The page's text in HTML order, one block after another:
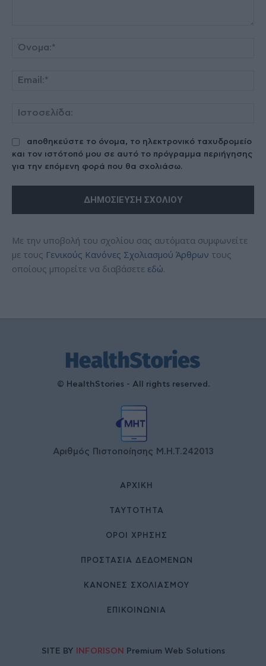
αποθηκεύστε το όνομα, το ηλεκτρονικό ταχυδρομείο
και τον ιστότοπό μου σε αυτό το πρόγραμμα περιήγησης
για την επόμενη φορά που θα σχολιάσω.
Με την υποβολή του σχολίου σας αυτόματα συμφωνείτε
με τους Γενικούς Κανόνες Σχολιασμού Άρθρων τους
οποίους μπορείτε να διαβάσετε εδώ.
© HealthStories - All rights reserved.
Αριθμός Πιστοποίησης Μ.Η.Τ.242013
ΑΡΧΙΚΉ
ΤΑΥΤΌΤΗΤΑ
ΌΡΟΙ ΧΡΉΣΗΣ
ΠΡΟΣΤΑΣΙΑ ΔΕΔΟΜΕΝΩΝ
ΚΑΝΟΝΕΣ ΣΧΟΛΙΑΣΜΟΥ
ΕΠΙΚΟΙΝΩΝΊΑ
SITE BY INFORISON Premium Web Solutions